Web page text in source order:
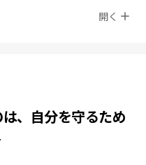
開く
、自分を守るため